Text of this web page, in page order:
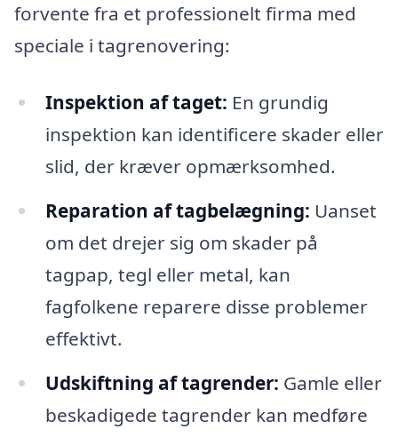
forvente fra et professionelt firma med
speciale i tagrenovering:
Inspektion af taget: En grundig
inspektion kan identificere skader eller
slid, der kræver opmærksomhed.
Reparation af tagbelægning: Uanset
om det drejer sig om skader på
tagpap, tegl eller metal, kan
fagfolkene reparere disse problemer
effektivt.
Udskiftning af tagrender: Gamle eller
beskadigede tagrender kan medføre